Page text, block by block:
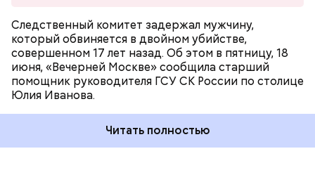
Следственный комитет задержал мужчину,
который обвиняется в двойном убийстве,
совершенном 17 лет назад. Об этом в пятницу, 18
июня, «Вечерней Москве» сообщила старший
помощник руководителя ГСУ СК России по столице
Юлия Иванова.
Читать полностью